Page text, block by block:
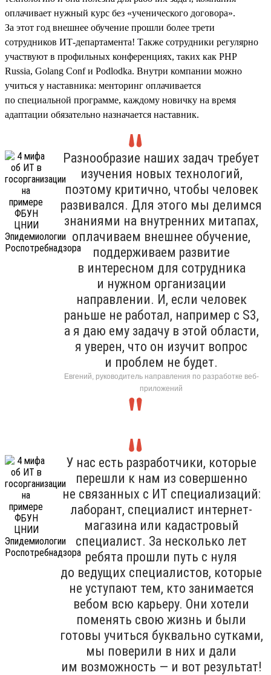
оплачивает нужный курс без «ученического договора».
За этот год внешнее обучение прошли более трети
сотрудников ИТ-департамента! Также сотрудники регулярно
участвуют в профильных конференциях, таких как PHP
Russia, Golang Conf и Podlodka. Внутри компании можно
учиться у наставника: менторинг оплачивается
по специальной программе, каждому новичку на время
адаптации обязательно назначается наставник.
Разнообразие наших задач требует
изучения новых технологий,
поэтому критично, чтобы человек
развивался. Для этого мы делимся
знаниями на внутренних митапах,
оплачиваем внешнее обучение,
поддерживаем развитие
в интересном для сотрудника
и нужном организации
направлении. И, если человек
раньше не работал, например с S3,
а я даю ему задачу в этой области,
я уверен, что он изучит вопрос
и проблем не будет.
Евгений, руководитель направления по разработке веб-
приложений
У нас есть разработчики, которые
перешли к нам из совершенно
не связанных с ИТ специализаций:
лаборант, специалист интернет-
магазина или кадастровый
специалист. За несколько лет
ребята прошли путь с нуля
до ведущих специалистов, которые
не уступают тем, кто занимается
вебом всю карьеру. Они хотели
поменять свою жизнь и были
готовы учиться буквально сутками,
мы поверили в них и дали
им возможность — и вот результат!